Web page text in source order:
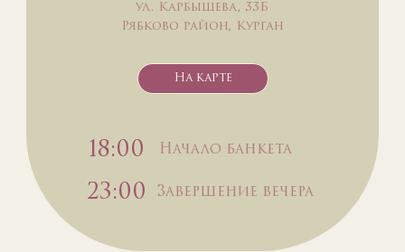
Начало банкета
18:00
Завершение вечера
23:00
ул. Карбышева, 33Б
Рябково район, Курган
На карте